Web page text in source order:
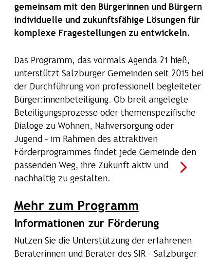
gemeinsam mit den Bürgerinnen und Bürgern
individuelle und zukunftsfähige Lösungen für
komplexe Fragestellungen zu entwickeln.
Das Programm, das vormals Agenda 21 hieß,
unterstützt Salzburger Gemeinden seit 2015 bei
der Durchführung von professionell begleiteter
Bürger:innenbeteiligung. Ob breit angelegte
Beteiligungsprozesse oder themenspezifische
Dialoge zu Wohnen, Nahversorgung oder
Jugend – im Rahmen des attraktiven
Förderprogrammes findet jede Gemeinde den
passenden Weg, ihre Zukunft aktiv und
nachhaltig zu gestalten.
Mehr zum Programm
Informationen zur Förderung
Nutzen Sie die Unterstützung der erfahrenen
Beraterinnen und Berater des SIR – Salzburger